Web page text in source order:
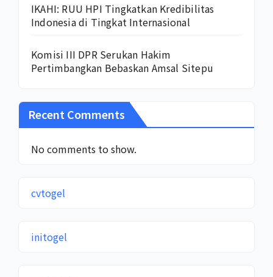
IKAHI: RUU HPI Tingkatkan Kredibilitas
Indonesia di Tingkat Internasional
Komisi III DPR Serukan Hakim
Pertimbangkan Bebaskan Amsal Sitepu
Recent Comments
No comments to show.
cvtogel
initogel